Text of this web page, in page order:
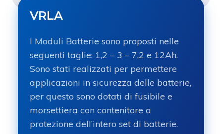
VRLA
I Moduli Batterie sono proposti nelle
seguenti taglie: 1,2 – 3 – 7,2 e 12Ah.
Sono stati realizzati per permettere
applicazioni in sicurezza delle batterie,
per questo sono dotati di fusibile e
morsettiera con contenitore a
protezione dell’intero set di batterie.